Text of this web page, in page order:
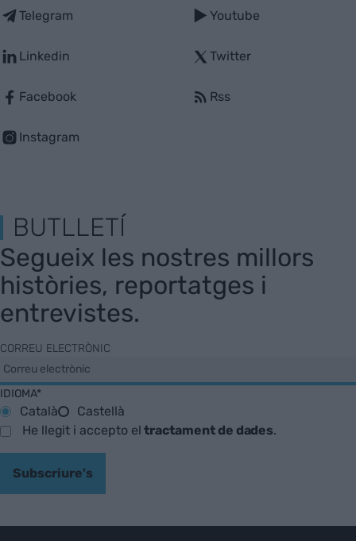
Telegram
Linkedin
Facebook
Instagram
Youtube
Twitter
Rss
BUTLLETÍ
Segueix les nostres millors
històries, reportatges i
entrevistes.
CORREU ELECTRÒNIC
IDIOMA*
Català
Castellà
He llegit i accepto eltractament de dades.
Subscriure's